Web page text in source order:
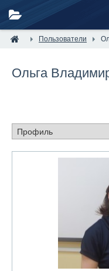
Пользователи
Ольга